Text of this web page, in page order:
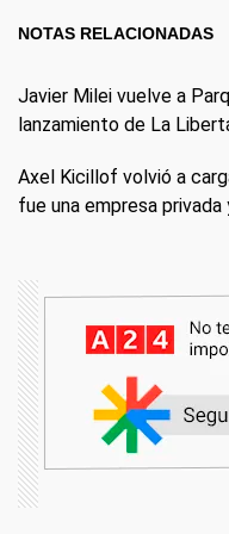
NOTAS RELACIONADAS
Javier Milei vuelve a
lanzamiento de La
Axel Kicillof volvió a
fue una empresa privada